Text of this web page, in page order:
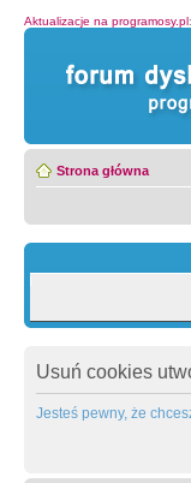
Aktualizacje na programosy.pl:
Strona główna
Usuń cookies
Jesteś pewny, że